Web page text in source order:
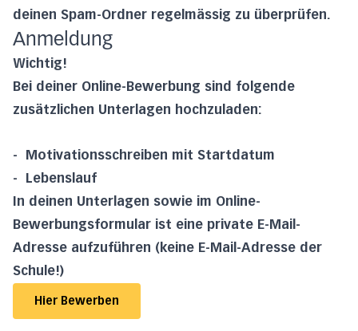
deinen Spam-Ordner regelmässig zu überprüfen.
Anmeldung
Wichtig!
Bei deiner Online-Bewerbung sind folgende
zusätzlichen Unterlagen hochzuladen:
- Motivationsschreiben mit Startdatum
- Lebenslauf
In deinen Unterlagen sowie im Online-
Bewerbungsformular ist eine private E-Mail-
Adresse aufzuführen (keine E-Mail-Adresse der
Schule!)
Hier Bewerben